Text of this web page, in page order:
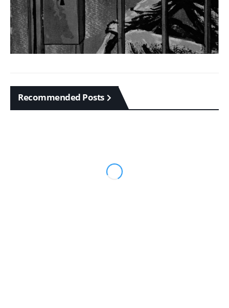
Recommended Posts